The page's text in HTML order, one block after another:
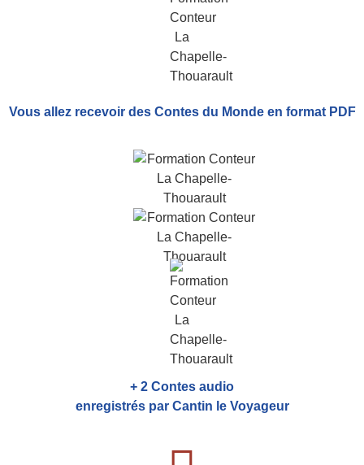
Vous allez recevoir des Contes du Monde en format PDF
+ 2 Contes audio
enregistrés par Cantin le Voyageur